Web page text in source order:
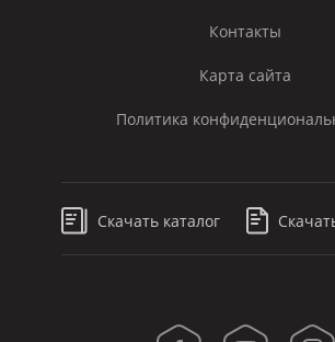
Контакты
Карта сайта
Политика
Скачать каталог